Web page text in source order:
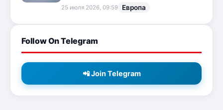
25 июля 2026, 09:59 Европа
Follow On Telegram
📲 Join Telegram